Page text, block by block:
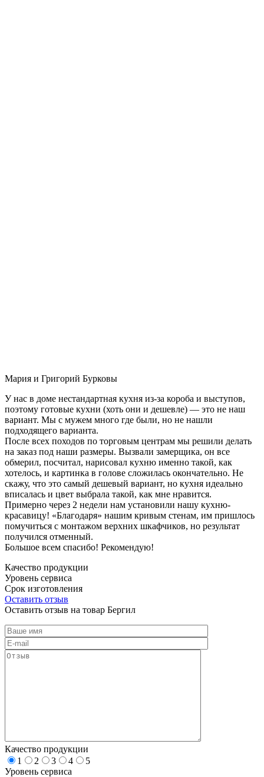
Мария и Григорий Бурковы
У нас в доме нестандартная кухня из-за короба и выступов,
поэтому готовые кухни (хоть они и дешевле) — это не наш
вариант. Мы с мужем много где были, но не нашли
подходящего варианта.
После всех походов по торговым центрам мы решили делать
на заказ под наши размеры. Вызвали замерщика, он все
обмерил, посчитал, нарисовал кухню именно такой, как
хотелось, и картинка в голове сложилась окончательно. Не
скажу, что это самый дешевый вариант, но кухня идеально
вписалась и цвет выбрала такой, как мне нравится.
Примерно через 2 недели нам установили нашу кухню-
красавицу! «Благодаря» нашим кривым стенам, им пришлось
помучиться с монтажом верхних шкафчиков, но результат
получился отменный.
Большое всем спасибо! Рекомендую!
Качество продукции
Уровень сервиса
Срок изготовления
Оставить отзыв
Оставить отзыв на товар Бергил
Качество продукции
1
2 3 4
5
Уровень сервиса